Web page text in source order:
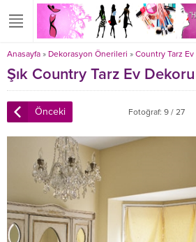
Anasayfa » Dekorasyon Önerileri » Country Tarz
Şık Country Tarz Ev Dekoru
Önceki Fotoğraf: 9 / 27